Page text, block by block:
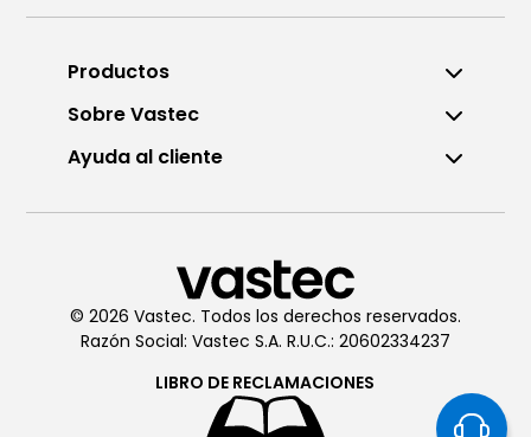
De Lunes a Viernes de 8:00am
a 6:00pm
Chatea conVastec
De Lunes a Viernes de 8:00am
a 6:00pm
Productos
Sobre Vastec
Ayuda al cliente
© 2026 Vastec. Todos los derechos reservados.
Razón Social: Vastec S.A. R.U.C.: 20602334237
LIBRO DE RECLAMACIONES